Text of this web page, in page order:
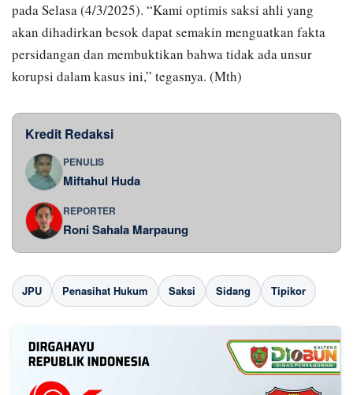
pada Selasa (4/3/2025). “Kami optimis saksi ahli yang
akan dihadirkan besok dapat semakin menguatkan fakta
persidangan dan membuktikan bahwa tidak ada unsur
korupsi dalam kasus ini,” tegasnya. (Mth)
Kredit Redaksi
PENULIS
Miftahul Huda
REPORTER
Roni Sahala Marpaung
JPU Penasihat Hukum Saksi Sidang Tipikor